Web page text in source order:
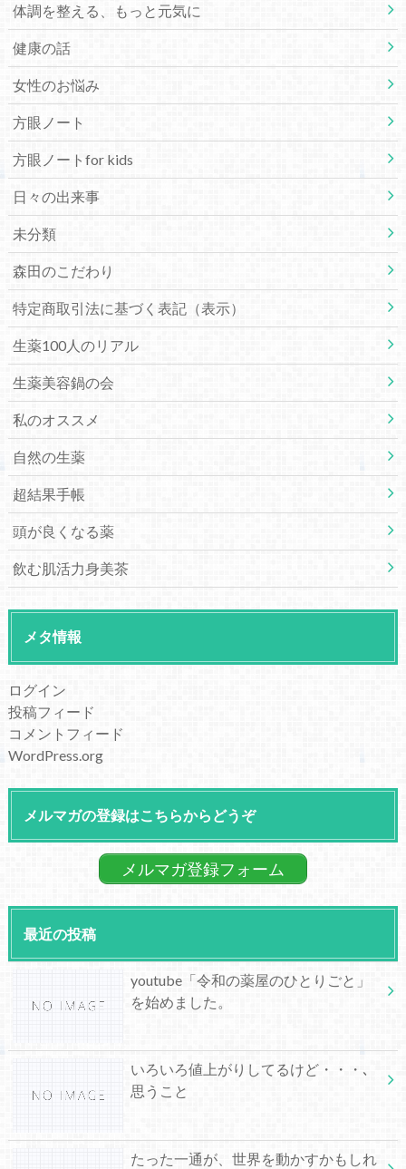
体調を整える、もっと元気に
健康の話
女性のお悩み
方眼ノート
方眼ノートfor kids
日々の出来事
未分類
森田のこだわり
特定商取引法に基づく表記（表示）
生薬100人のリアル
生薬美容鍋の会
私のオススメ
自然の生薬
超結果手帳
頭が良くなる薬
飲む肌活力身美茶
メタ情報
ログイン
投稿フィード
コメントフィード
WordPress.org
メルマガの登録はこちらからどうぞ
メルマガ登録フォーム
最近の投稿
youtube「令和の薬屋のひとりごと」
を始めました。
いろいろ値上がりしてるけど・・・､
思うこと
たった一通が、世界を動かすかもしれ